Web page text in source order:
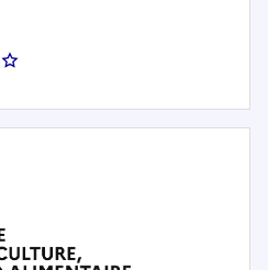
: Assistant administratif (H/F) H/